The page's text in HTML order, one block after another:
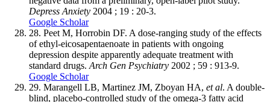
Depress Anxiety 2004 ; 19 : 20-3.
Google Scholar
28. Peet M, Horrobin DF. A dose-ranging study of the effects
of ethyl-eicosapentaenoate in patients with ongoing
depression despite apparently adequate treatment with
standard drugs. Arch Gen Psychiatry 2002 ; 59 : 913-9.
Google Scholar
29. Marangell LB, Martinez JM, Zboyan HA, et al. A double-
blind, placebo-controlled study of the omega-3 fatty acid